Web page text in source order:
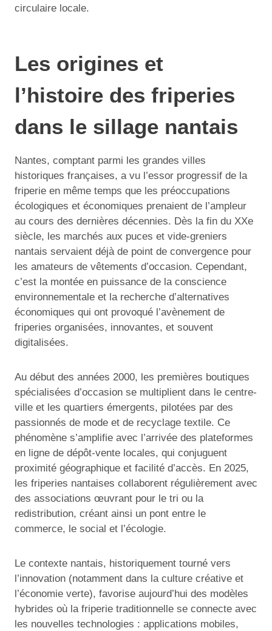
circulaire locale.
Les origines et
l’histoire des friperies
dans le sillage nantais
Nantes, comptant parmi les grandes villes
historiques françaises, a vu l’essor progressif de la
friperie en même temps que les préoccupations
écologiques et économiques prenaient de l’ampleur
au cours des dernières décennies. Dès la fin du XXe
siècle, les marchés aux puces et vide-greniers
nantais servaient déjà de point de convergence pour
les amateurs de vêtements d’occasion. Cependant,
c’est la montée en puissance de la conscience
environnementale et la recherche d’alternatives
économiques qui ont provoqué l’avènement de
friperies organisées, innovantes, et souvent
digitalisées.
Au début des années 2000, les premières boutiques
spécialisées d’occasion se multiplient dans le centre-
ville et les quartiers émergents, pilotées par des
passionnés de mode et de recyclage textile. Ce
phénomène s’amplifie avec l’arrivée des plateformes
en ligne de dépôt-vente locales, qui conjuguent
proximité géographique et facilité d’accès. En 2025,
les friperies nantaises collaborent régulièrement avec
des associations œuvrant pour le tri ou la
redistribution, créant ainsi un pont entre le
commerce, le social et l’écologie.
Le contexte nantais, historiquement tourné vers
l’innovation (notamment dans la culture créative et
l’économie verte), favorise aujourd’hui des modèles
hybrides où la friperie traditionnelle se connecte avec
les nouvelles technologies : applications mobiles,